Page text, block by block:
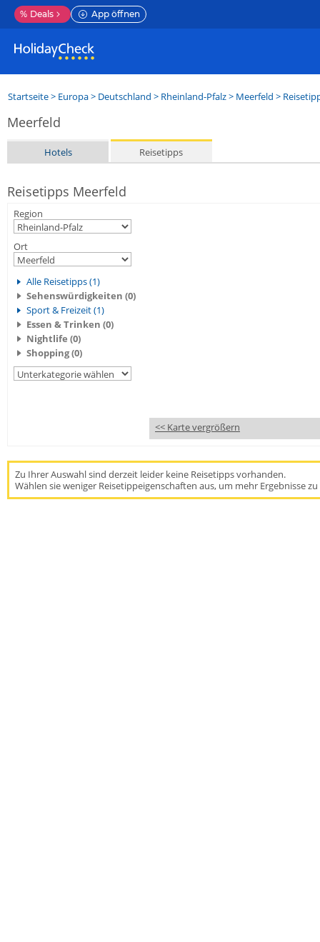
% Deals App öffnen
Startseite> Europa> Deutschland > Rheinland-Pfalz> Meerfeld >
Meerfeld
Hotels Reisetipps
Reisetipps Meerfeld
Region
Ort
Alle Reisetipps (1)
Sehenswürdigkeiten (0)
Sport & Freizeit (1)
Essen & Trinken (0)
Nightlife (0)
Shopping (0)
<< Karte vergrößern
Zu Ihrer Auswahl sind derzeit leider keine Reisetipps vorhanden.
Wählen sie weniger Reisetippeigenschaften aus, um mehr Ergebnisse